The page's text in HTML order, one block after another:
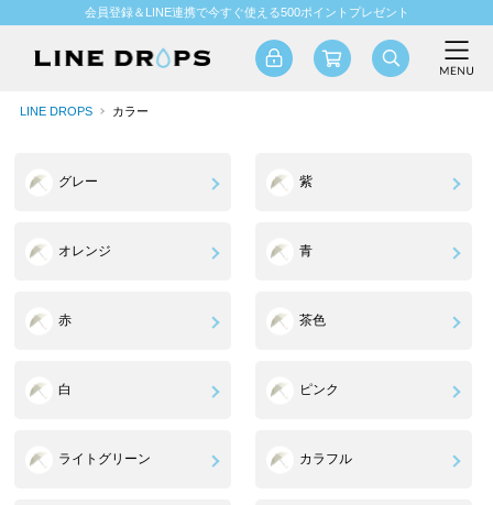
会員登録＆LINE連携で今すぐ使える500ポイントプレゼント
LINE DROPS カラー
グレー 紫
オレンジ 青
赤 茶色
白 ピンク
ライトグリーン カラフル